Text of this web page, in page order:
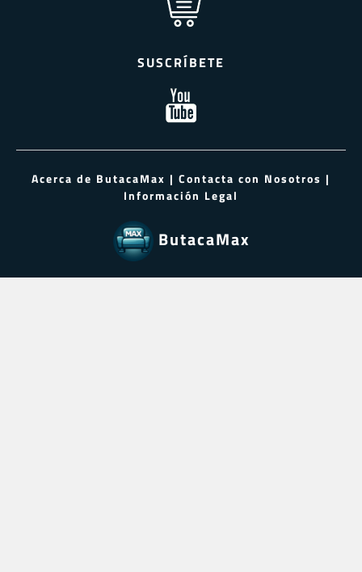
SUSCRÍBETE
Acerca de ButacaMax | Contacta con Nosotros |
Información Legal
ButacaMax